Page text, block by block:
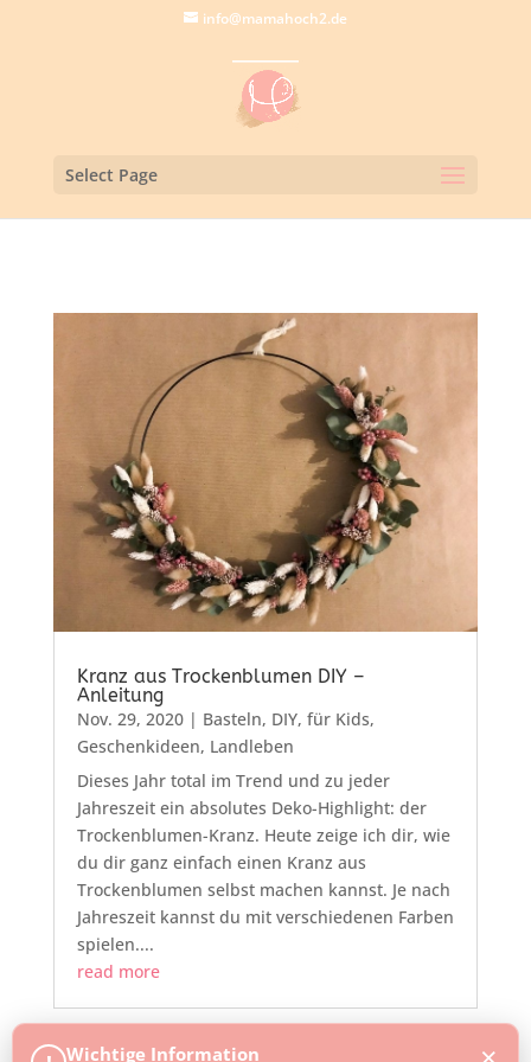
info@mamahoch2.de
Select Page
Kranz aus Trockenblumen DIY –
Anleitung
Nov. 29, 2020| Basteln, DIY, für Kids,
Geschenkideen, Landleben
Dieses Jahr total im Trend und zu jeder
Jahreszeit ein absolutes Deko-Highlight: der
Trockenblumen-Kranz. Heute zeige ich dir, wie
du dir ganz einfach einen Kranz aus
Trockenblumen selbst machen kannst. Je nach
Jahreszeit kannst du mit verschiedenen Farben
spielen....
read more
Wichtige Information